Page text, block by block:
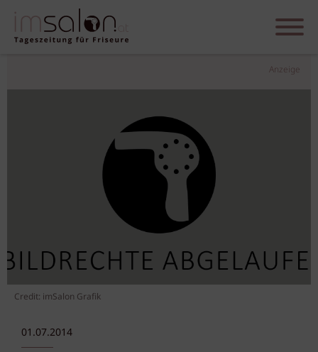
Anzeige
Credit: imSalon Grafik
01.07.2014